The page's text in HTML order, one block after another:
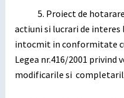
5. Proiect de hotarare
actiuni si lucrari de interes
intocmit in conformitate
Legea nr.416/2001
modificarile si